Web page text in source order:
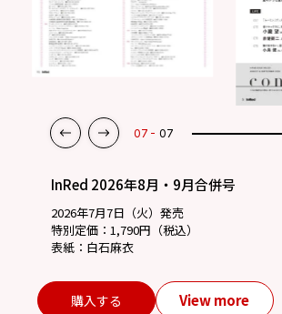
07 07
InRed 2026年8月・9月合併号
2026年7月7日（火）発売
特別定価：1,790円（税込）
表紙：白石麻衣
購入する View more